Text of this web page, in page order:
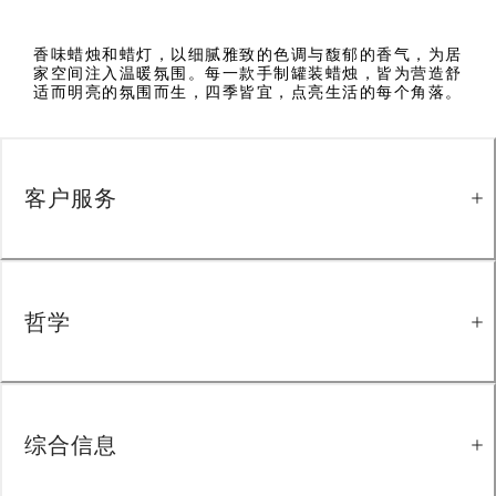
香味蜡烛和蜡灯，以细腻雅致的色调与馥郁的香气，为居
家空间注入温暖氛围。每一款手制罐装蜡烛，皆为营造舒
适而明亮的氛围而生，四季皆宜，点亮生活的每个角落。
客户服务
哲学
综合信息